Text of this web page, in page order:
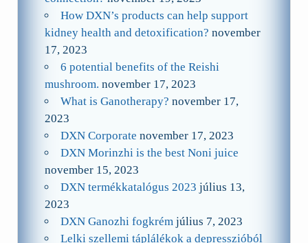
How DXN’s products can help support
kidney health and detoxification? november
17, 2023
6 potential benefits of the Reishi
mushroom. november 17, 2023
What is Ganotherapy? november 17,
2023
DXN Corporate november 17, 2023
DXN Morinzhi is the best Noni juice
november 15, 2023
DXN termékkatalógus 2023 július 13,
2023
DXN Ganozhi fogkrém július 7, 2023
Lelki szellemi táplálékok a depresszióból